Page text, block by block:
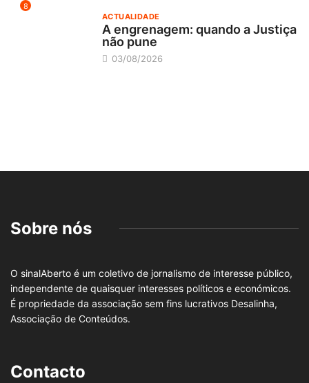
8
ACTUALIDADE
A engrenagem: quando a Justiça
não pune
03/08/2026
Sobre nós
O sinalAberto é um coletivo de jornalismo de interesse público,
independente de quaisquer interesses políticos e económicos.
É propriedade da associação sem fins lucrativos Desalinha,
Associação de Conteúdos.
Contacto